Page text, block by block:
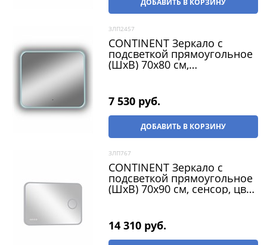
ДОБАВИТЬ В КОРЗИНУ
ЗЛП2457
CONTINENT Зеркало с
подсветкой прямоугольное
(ШxВ) 70x80 см,
7 530 руб.
ДОБАВИТЬ В КОРЗИНУ
ЗЛП767
CONTINENT Зеркало с
подсветкой прямоугольное
(ШxВ) 70x90 см, сенсор, цвет
14 310 руб.